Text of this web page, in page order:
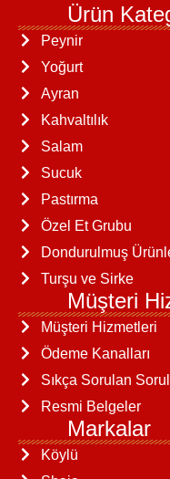
Ürün
Peynir
Yoğurt
Ayran
Kahvaltılık
Salam
Sucuk
Pastırma
Özel Et Grubu
Dondurulmuş
Turşu ve Sirke
Müşteri
Müşteri Hizmetleri
Ödeme Kanalları
Sıkça Sorulan
Resmi Belgeler
Markalar
Köylü